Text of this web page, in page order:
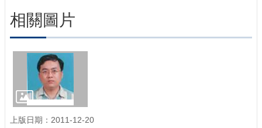
相關圖片
上版日期：2011-12-20